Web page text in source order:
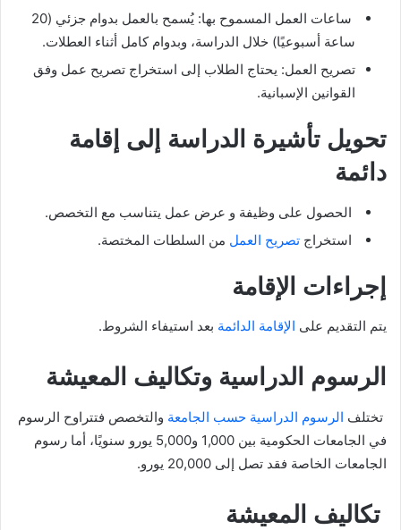
ساعات العمل المسموح بها: يُسمح بالعمل بدوام جزئي (20
ساعة أسبوعيًا) خلال الدراسة، وبدوام كامل أثناء العطلات.
تصريح العمل: يحتاج الطلاب إلى استخراج تصريح عمل وفق
القوانين الإسبانية.
تحويل تأشيرة الدراسة إلى إقامة
دائمة
الحصول على وظيفة و عرض عمل يتناسب مع التخصص.
استخراج تصريح العمل من السلطات المختصة.
إجراءات الإقامة
يتم التقديم على الإقامة الدائمة بعد استيفاء الشروط.
الرسوم الدراسية وتكاليف المعيشة
تختلف الرسوم الدراسية حسب الجامعة والتخصص فتتراوح الرسوم
في الجامعات الحكومية بين 1,000 و5,000 يورو سنويًا، أما رسوم
الجامعات الخاصة فقد تصل إلى 20,000 يورو.
تكاليف المعيشة